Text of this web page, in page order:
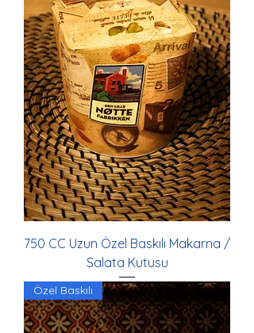
750 CC Uzun Özel Baskılı Makarna /
Salata Kutusu
Özel Baskılı